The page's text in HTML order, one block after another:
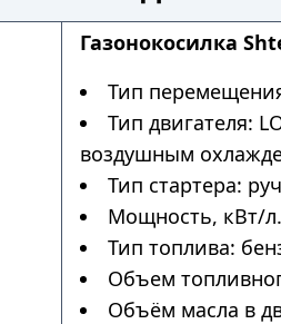
Газонокосилка
Тип
Тип двигателя:
воздушным
Тип стартера:
Мощность, кВт/
Тип топлива:
Объем
Объём масла в